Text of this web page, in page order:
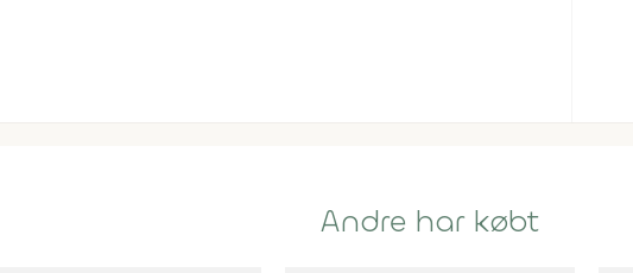
Andre har købt